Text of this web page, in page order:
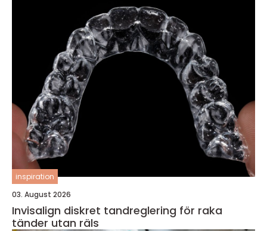
inspiration
03. August 2026
Invisalign diskret tandreglering för raka
tänder utan räls